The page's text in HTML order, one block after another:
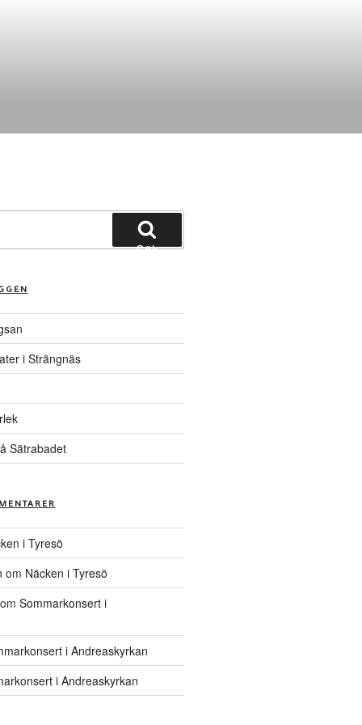
Sök
i Strängnäs
Sätrabadet
i Tyresö
om Näcken i Tyresö
Sommarkonsert i
i Andreaskyrkan
i Andreaskyrkan